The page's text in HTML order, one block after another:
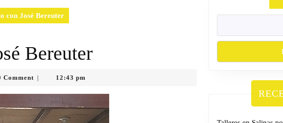
con José Bereuter
Bereuter
Comment 12:43 pm